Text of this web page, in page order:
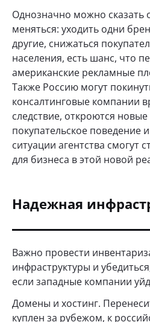
Однозначно можно сказать
меняться: уходить одни
другие, снижаться
населения, есть шанс, что
американские рекламные
Также Россию могут
консалтинговые компании
следствие, откроются
покупательское поведение
ситуации агентства смогут
для бизнеса в этой новой
Надежная
Важно провести
инфраструктуры и
если западные компании
Домены и хостинг.
куплен за рубежом, к